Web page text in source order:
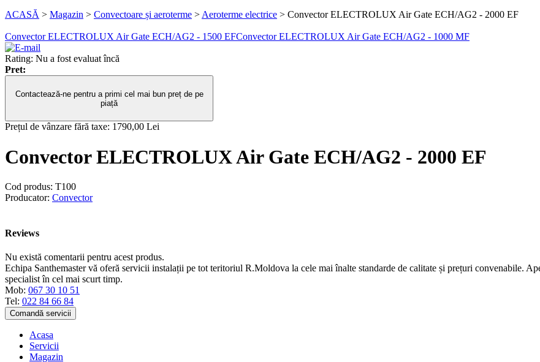
ACASĂ > Magazin > Convectoare și aeroterme >Aeroterme electrice > Convector ELECTROLUX Air Gate ECH/AG2 - 2000 EF
Convector ELECTROLUX Air Gate ECH/AG2 - 1500 EFConvector ELECTROLUX Air Gate ECH/AG2 - 1000 MF
Rating: Nu a fost evaluat încă
Pret:
Contactează-ne pentru a primi cel mai bun preț de pe
piață
Prețul de vânzare fără taxe: 1790,00 Lei
Convector ELECTROLUX Air Gate ECH/AG2 - 2000 EF
Cod produs: T100
Producator: Convector
Reviews
Nu există comentarii pentru acest produs.
Echipa Santhemaster vă oferă servicii instalații pe tot teritoriul R.Moldova la cele mai înalte standarde de calitate și prețuri convenabile.
specialist în cel mai scurt timp.
Mob: 067 30 10 51
Tel: 022 84 66 84
Comandă servicii
Acasa
Servicii
Magazin